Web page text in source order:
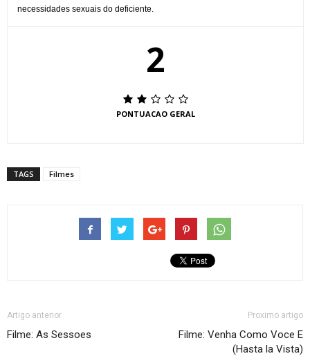
necessidades sexuais do deficiente.
2
PONTUACAO GERAL
TAGS Filmes
Artigo anterior
Filme: As Sessoes
Proximo artigo
Filme: Venha Como Voce E
(Hasta la Vista)